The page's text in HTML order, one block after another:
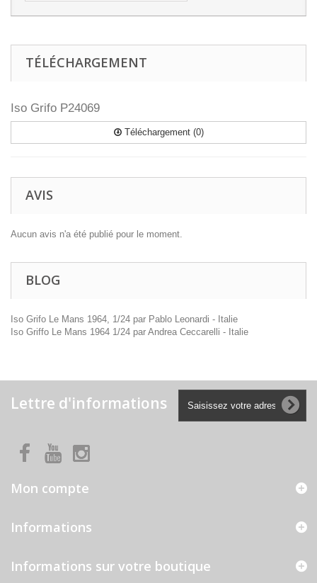
TÉLÉCHARGEMENT
Iso Grifo P24069
Téléchargement (0)
AVIS
Aucun avis n'a été publié pour le moment.
BLOG
Iso Grifo Le Mans 1964, 1/24 par Pablo Leonardi - Italie
Iso Griffo Le Mans 1964 1/24 par Andrea Ceccarelli - Italie
Lettre d'informations
Mon compte
Informations
Informations sur votre boutique